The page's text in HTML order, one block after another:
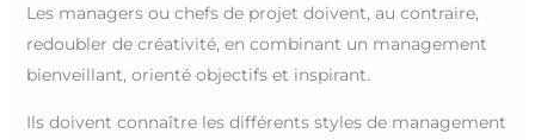
Les managers ou chefs de projet doivent, au contraire,
redoubler de créativité, en combinant un management
bienveillant, orienté objectifs et inspirant.
Ils doivent connaître les différents styles de management